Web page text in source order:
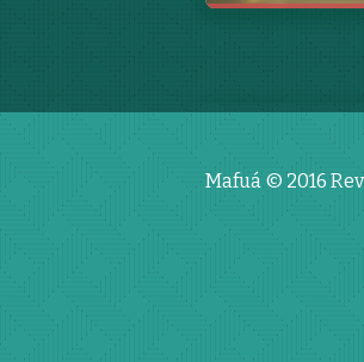
Mafuá © 2016